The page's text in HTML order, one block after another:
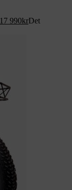
17 990krDet